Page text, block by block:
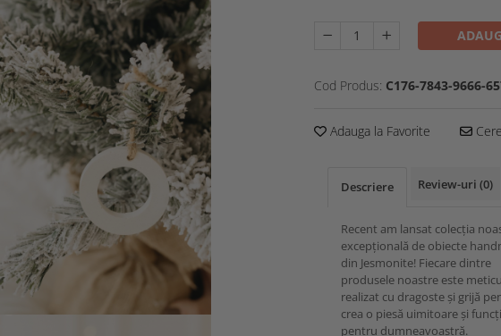
Cod Produs: C176-7843-9666-
Adauga la Favorite
Descriere Review-uri (0)
Recent am lansat colecția
excepțională de obiecte
din Jesmonite! Fiecare dintre
produsele noastre este
realizat cu dragoste și grijă
crea o piesă uimitoare și
pentru dumneavoastră.